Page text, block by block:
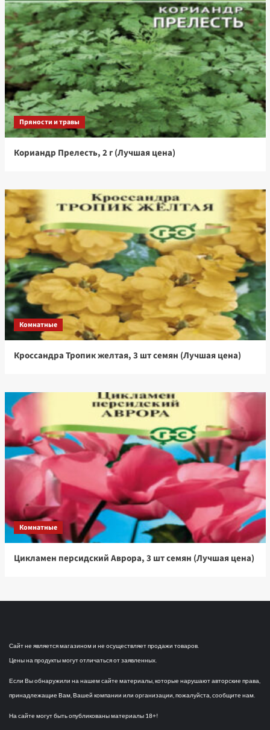
Пряности и травы
Кориандр Прелесть, 2 г (Лучшая цена)
Комнатные
Кроссандра Тропик желтая, 3 шт семян (Лучшая цена)
Комнатные
Цикламен персидский Аврора, 3 шт семян (Лучшая цена)
Сайт не является магазином и не осуществляет продажи товаров.
Цены на продукты могут отличаться от заявленных.
Если Вы обнаружили на нашем сайте материалы, которые нарушают авторские права,
принадлежащие Вам, Вашей компании или организации, пожалуйста, сообщите нам.
На сайте могут быть опубликованы материалы 18+!